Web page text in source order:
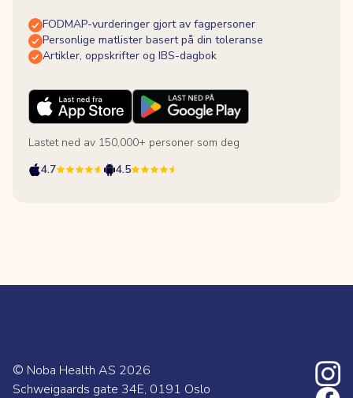
FODMAP-vurderinger gjort av fagpersoner
Personlige matlister basert på din toleranse
Artikler, oppskrifter og IBS-dagbok
Lastet ned av 150,000+ personer som deg
4.7
4.5
© Noba Health AS 2026
Schweigaards gate 34E, 0191 Oslo